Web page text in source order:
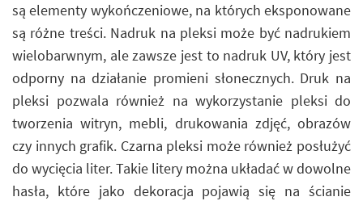
są elementy wykończeniowe, na których eksponowane
są różne treści. Nadruk na pleksi może być nadrukiem
wielobarwnym, ale zawsze jest to nadruk UV, który jest
odporny na działanie promieni słonecznych. Druk na
pleksi pozwala również na wykorzystanie pleksi do
tworzenia witryn, mebli, drukowania zdjęć, obrazów
czy innych grafik. Czarna pleksi może również posłużyć
do wycięcia liter. Takie litery można układać w dowolne
hasła, które jako dekoracja pojawią się na ścianie